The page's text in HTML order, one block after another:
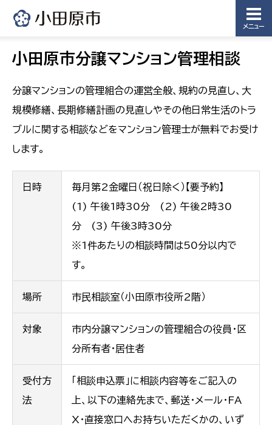
メニュー
小田原市分譲マンション管理相談
分譲マンションの管理組合の運営全般、規約の見直し、大
規模修繕、長期修繕計画の見直しやその他日常生活のトラ
ブルに関する相談などをマンション管理士が無料でお受け
します。
日時
毎月第2金曜日（祝日除く）【要予約】
(1) 午後1時30分 (2) 午後2時30
分 (3) 午後3時30分
※1件あたりの相談時間は50分以内で
す。
場所 市民相談室（小田原市役所2階）
対象
市内分譲マンションの管理組合の役員・区
分所有者・居住者
受付方
法
「相談申込票」に相談内容等をご記入の
上、以下の連絡先まで、郵送・メール・FA
X・直接窓口へお持ちいただくかの、いず